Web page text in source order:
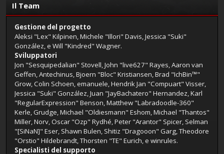
Il Team
Gestione del progetto
Aleksi "Lex" Kilpinen, Michele "Illori" Davis, Jessica "Suki"
González, e Will "Kindred" Wagner.
Sviluppatori
Jon "Sesquipedalian" Stovell, John "live627" Rayes, Aaron van
Geffen, Antechinus, Bjoern "Bloc" Kristiansen, Brad "IchBin™"
Grow, Colin Schoen, emanuele, Hendrik Jan "Compuart" Visser,
Jessica "Suki" González, Juan "JayBachatero" Hernandez, Karl
"RegularExpression" Benson, Matthew "Labradoodle-360"
Kerle, Grudge, Michael "Oldiesmann" Eshom, Michael "Thantos"
Miller, Norv, Oscar "Ozp" Rydhé, Peter "Arantor" Spicer, Selman
"[SiNaN]" Eser, Shawn Bulen, Shitiz "Dragooon" Garg, Theodore
"Orstio" Hildebrandt, Thorsten "TE" Eurich, e winrules.
Specialisti del supporto